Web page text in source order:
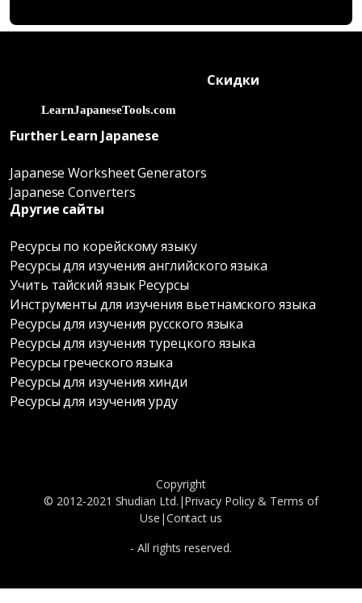
Скидки
Further Learn Japanese
Japanese Worksheet Generators
Japanese Converters
Другие сайты
Ресурсы по корейскому языку
Ресурсы для изучения английского языка
Учить тайский язык Ресурсы
Инструменты для изучения вьетнамского языка
Ресурсы для изучения русского языка
Ресурсы для изучения турецкого языка
Ресурсы греческого языка
Ресурсы для изучения хинди
Ресурсы для изучения урду
Copyright
© 2012-2021 Shudian Ltd.|Privacy Policy & Terms of
Use |Contact us
- All rights reserved.